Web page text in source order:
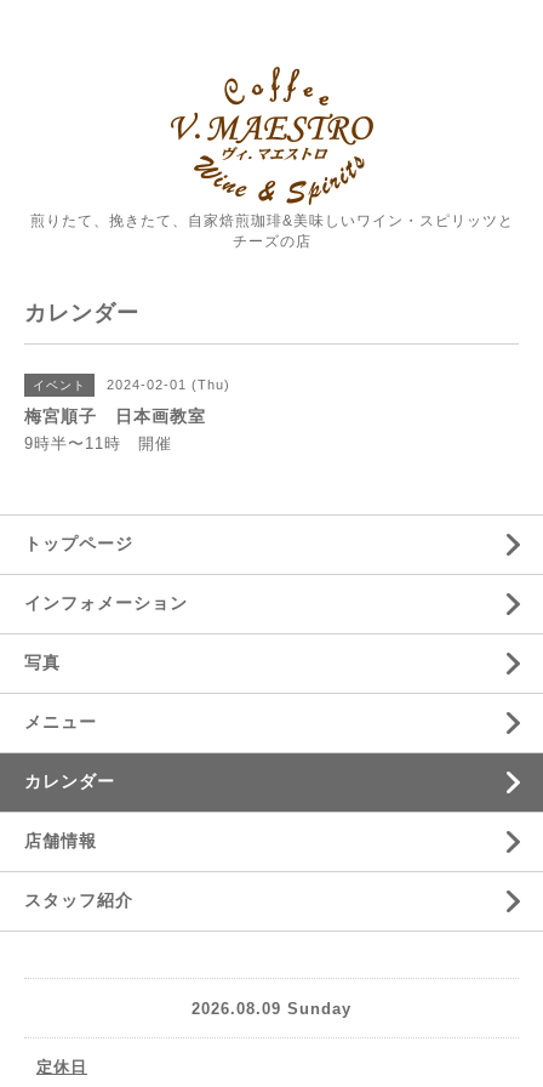
煎りたて、挽きたて、自家焙煎珈琲&美味しいワイン・スピリッツと
チーズの店
カレンダー
イベント 2024-02-01 (Thu)
梅宮順子 日本画教室
9時半〜11時 開催
トップページ
インフォメーション
写真
メニュー
カレンダー
店舗情報
スタッフ紹介
2026.08.09 Sunday
定休日